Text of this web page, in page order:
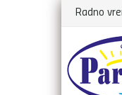
Radno